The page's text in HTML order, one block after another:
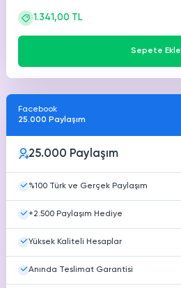
1.341,00 TL
Sepete Ekle
Facebook
25.000 Paylaşım
25.000 Paylaşım
%100 Türk ve Gerçek Paylaşım
+2.500 Paylaşım Hediye
Yüksek Kaliteli Hesaplar
Anında Teslimat Garantisi